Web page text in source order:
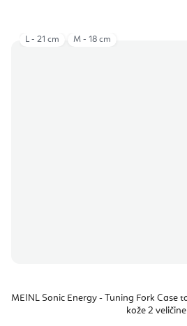
MEINL Sonic Energy - Tuning Fork Case
kože 2 veličine
L - 21 cm M - 18 cm